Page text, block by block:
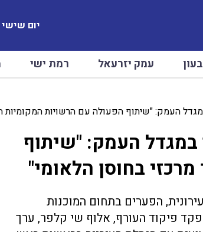
יום שישי 07.08.26
עמק יזרעאל רמת ישי
העמק: "שיתוף הפעולה עם הרשויות המקומיות
במגדל העמק: "שיתוף
בחוסן הלאומי"
הפערים בתחום המוכנות
פיקוד העורף, אלוף שי קלפר, ערך